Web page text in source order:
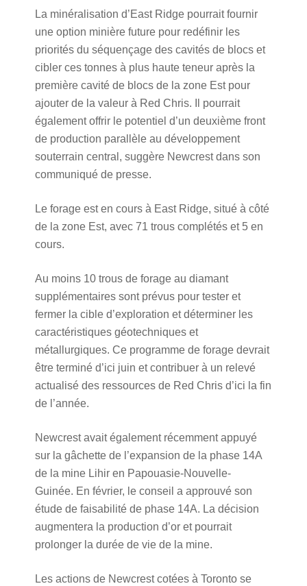
La minéralisation d’East Ridge pourrait fournir
une option minière future pour redéfinir les
priorités du séquençage des cavités de blocs et
cibler ces tonnes à plus haute teneur après la
première cavité de blocs de la zone Est pour
ajouter de la valeur à Red Chris. Il pourrait
également offrir le potentiel d’un deuxième front
de production parallèle au développement
souterrain central, suggère Newcrest dans son
communiqué de presse.
Le forage est en cours à East Ridge, situé à côté
de la zone Est, avec 71 trous complétés et 5 en
cours.
Au moins 10 trous de forage au diamant
supplémentaires sont prévus pour tester et
fermer la cible d’exploration et déterminer les
caractéristiques géotechniques et
métallurgiques. Ce programme de forage devrait
être terminé d’ici juin et contribuer à un relevé
actualisé des ressources de Red Chris d’ici la fin
de l’année.
Newcrest avait également récemment appuyé
sur la gâchette de l’expansion de la phase 14A
de la mine Lihir en Papouasie-Nouvelle-
Guinée. En février, le conseil a approuvé son
étude de faisabilité de phase 14A. La décision
augmentera la production d’or et pourrait
prolonger la durée de vie de la mine.
Les actions de Newcrest cotées à Toronto se